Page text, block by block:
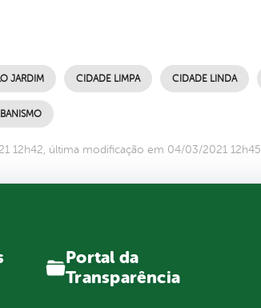
JARDIM CIDADE LIMPA CIDADE LINDA
12h42, última modificação em 04/03/2021 12h45
Portal da
Transparência